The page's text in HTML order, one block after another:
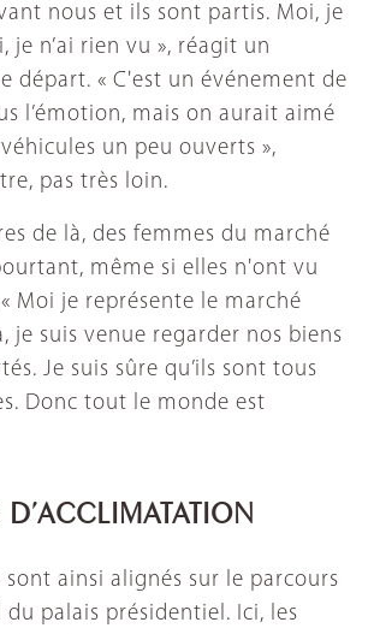
nous et ils sont partis. Moi, je
je n’ai rien vu », réagit un
départ. « C'est un événement de
l’émotion, mais on aurait aimé
un peu ouverts »,
pas très loin.
de là, des femmes du marché
même si elles n'ont vu
Moi je représente le marché
je suis venue regarder nos biens
Je suis sûre qu’ils sont tous
Donc tout le monde est
sont ainsi alignés sur le parcours
du palais présidentiel. Ici, les